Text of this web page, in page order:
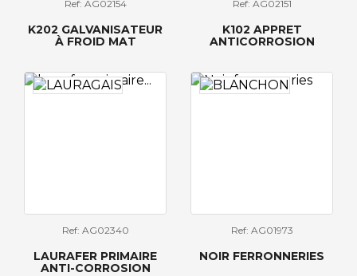
Ref: AG02154
K202 GALVANISATEUR
À FROID MAT
Ref: AG02151
K102 APPRET
ANTICORROSION
Ref: AG02340
LAURAFER PRIMAIRE
ANTI-CORROSION
Ref: AG01973
NOIR FERRONNERIES